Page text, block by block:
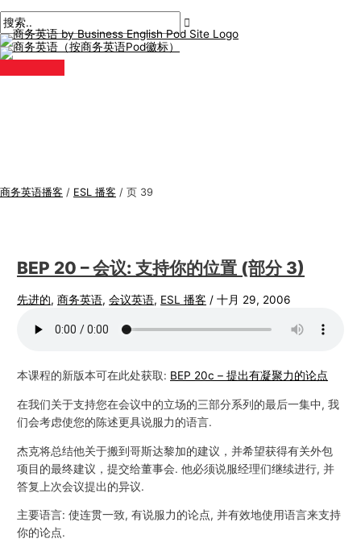
至
内
容
菜
商务英语播客 / ESL 播客 / 页 39
BEP 20 – 会议: 支持你的位置 (部分 3)
先进的,商务英语,会议英语, ESL 播客 /十月 29, 2006
本课程的新版本可在此处获取: BEP 20c – 提出有凝聚力的论点
在我们关于支持您在会议中的立场的三部分系列的最后一集中, 我
们会考虑使您的陈述更具说服力的语言.
杰克将总结他关于搬到哥斯达黎加的建议，并希望获得有关外包
项目的最终建议，提交给董事会. 他必须说服经理们继续进行, 并
答复上次会议提出的异议.
主要语言: 使连贯一致, 有说服力的论点, 并有效地使用语言来支持
你的论点.
分
页
商
务
英
语
搜
索
: